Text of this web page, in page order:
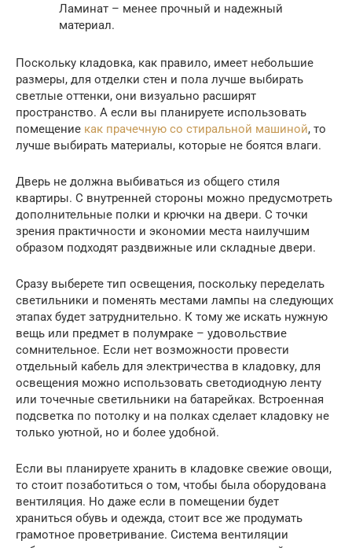
Ламинат – менее прочный и надежный
материал.
Поскольку кладовка, как правило, имеет небольшие
размеры, для отделки стен и пола лучше выбирать
светлые оттенки, они визуально расширят
пространство. А если вы планируете использовать
помещение как прачечную со стиральной машиной, то
лучше выбирать материалы, которые не боятся влаги.
Дверь не должна выбиваться из общего стиля
квартиры. С внутренней стороны можно предусмотреть
дополнительные полки и крючки на двери. С точки
зрения практичности и экономии места наилучшим
образом подходят раздвижные или складные двери.
Сразу выберете тип освещения, поскольку переделать
светильники и поменять местами лампы на следующих
этапах будет затруднительно. К тому же искать нужную
вещь или предмет в полумраке – удовольствие
сомнительное. Если нет возможности провести
отдельный кабель для электричества в кладовку, для
освещения можно использовать светодиодную ленту
или точечные светильники на батарейках. Встроенная
подсветка по потолку и на полках сделает кладовку не
только уютной, но и более удобной.
Если вы планируете хранить в кладовке свежие овощи,
то стоит позаботиться о том, чтобы была оборудована
вентиляция. Но даже если в помещении будет
храниться обувь и одежда, стоит все же продумать
грамотное проветривание. Система вентиляции